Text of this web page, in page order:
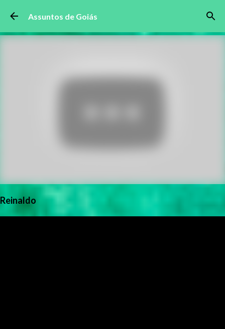
Pular para o conteúdo principal
Assuntos de Goiás
Reinaldo